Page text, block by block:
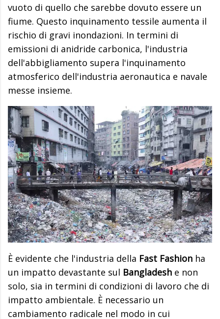
vuoto di quello che sarebbe dovuto essere un
fiume. Questo inquinamento tessile aumenta il
rischio di gravi inondazioni. In termini di
emissioni di anidride carbonica, l'industria
dell'abbigliamento supera l'inquinamento
atmosferico dell'industria aeronautica e navale
messe insieme.
È evidente che l'industria della Fast Fashion ha
un impatto devastante sul Bangladesh e non
solo, sia in termini di condizioni di lavoro che di
impatto ambientale. È necessario un
cambiamento radicale nel modo in cui